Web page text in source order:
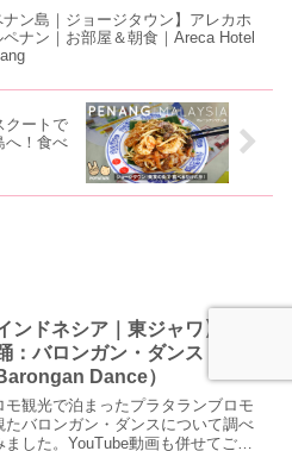
ナン島｜ジョージタウン】アレカホ
ペナン｜お部屋＆朝食｜Areca Hotel
クートで
へ！食べ
ンドネシア｜東ジャワ】伝統
：バロンガン・ダンス
Dance）
モ観光で泊まったプラタランブロモ
たバロンガン・ダンスについて調べ
ました。YouTube動画も併せてご覧